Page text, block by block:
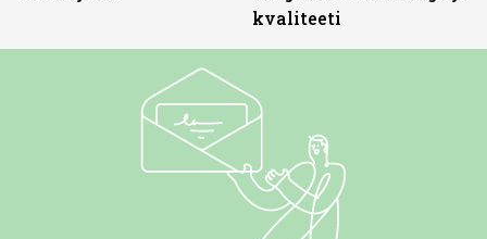
kvaliteeti